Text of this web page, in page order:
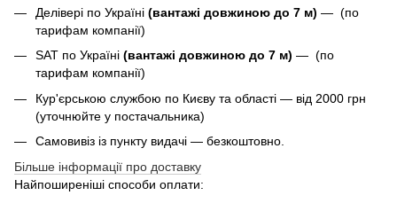
Делівері по Україні (вантажі довжиною до 7 м) — (по
тарифам компанії)
SAT по Україні (вантажі довжиною до 7 м) — (по
тарифам компанії)
Кур'єрською службою по Києву та області — від 2000 грн
(уточнюйте у постачальника)
Самовивіз із пункту видачі — безкоштовно.
Більше інформації про доставку
Найпоширеніші способи оплати: